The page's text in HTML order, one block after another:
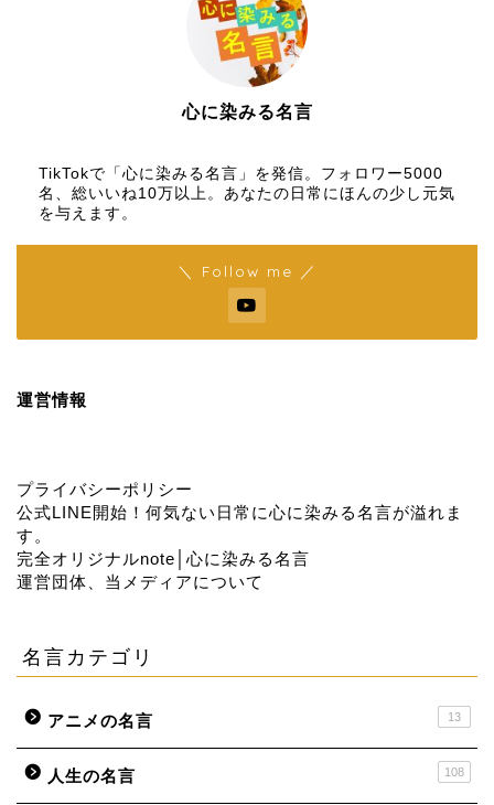
心に染みる名言
TikTokで「心に染みる名言」を発信。フォロワー5000
名、総いいね10万以上。あなたの日常にほんの少し元気
を与えます。
＼ Follow me ／
運営情報
プライバシーポリシー
公式LINE開始！何気ない日常に心に染みる名言が溢れま
す。
完全オリジナルnote│心に染みる名言
運営団体、当メディアについて
名言カテゴリ
アニメの名言 13
人生の名言 108